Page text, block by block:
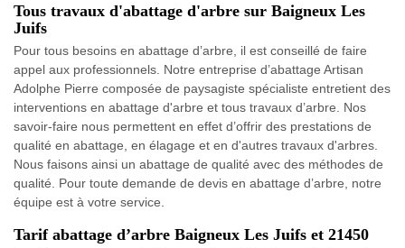
Tous travaux d'abattage d'arbre sur Baigneux Les
Juifs
Pour tous besoins en abattage d’arbre, il est conseillé de faire
appel aux professionnels. Notre entreprise d’abattage Artisan
Adolphe Pierre composée de paysagiste spécialiste entretient des
interventions en abattage d'arbre et tous travaux d’arbre. Nos
savoir-faire nous permettent en effet d’offrir des prestations de
qualité en abattage, en élagage et en d'autres travaux d'arbres.
Nous faisons ainsi un abattage de qualité avec des méthodes de
qualité. Pour toute demande de devis en abattage d’arbre, notre
équipe est à votre service.
Tarif abattage d’arbre Baigneux Les Juifs et 21450